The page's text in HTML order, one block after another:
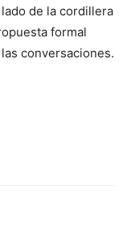
de la cordillera
formal
conversaciones.